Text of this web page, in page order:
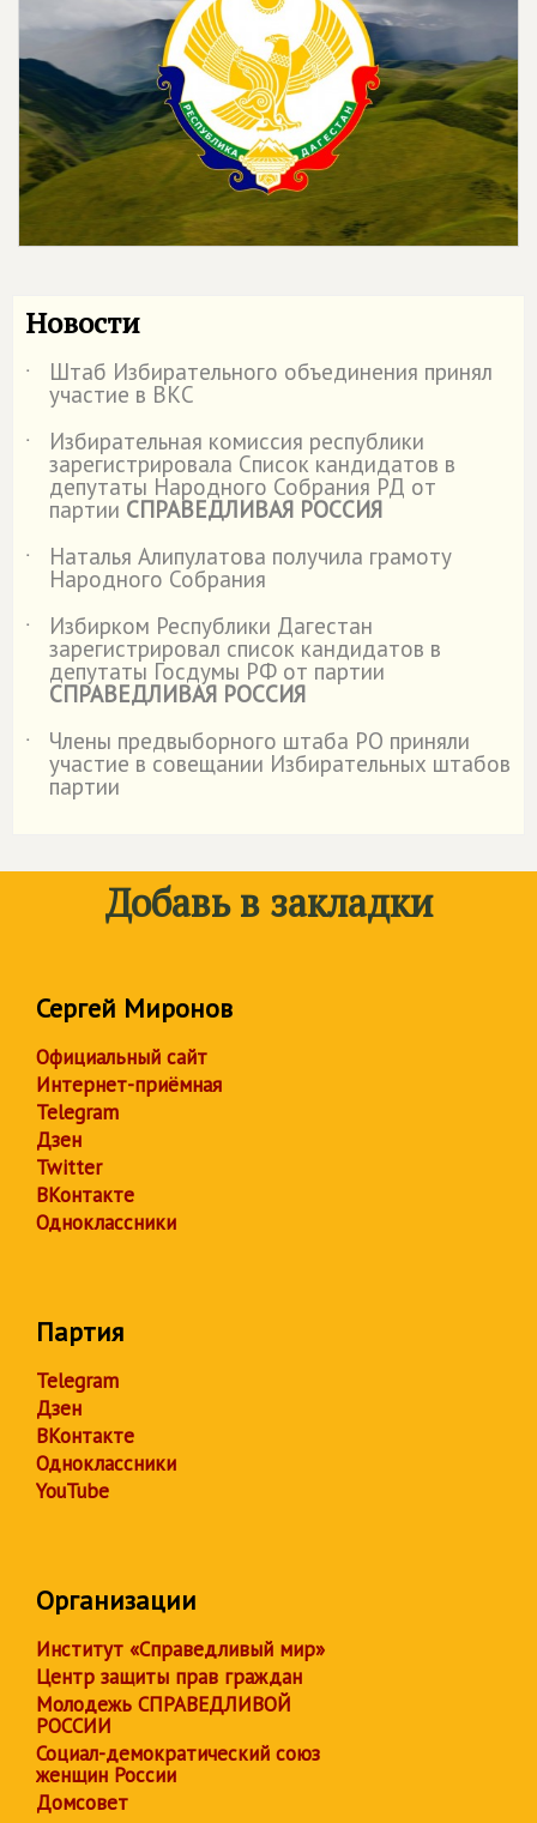
Новости
˙ Штаб Избирательного объединения принял
участие в ВКС
˙
Избирательная комиссия республики
зарегистрировала Список кандидатов в
депутаты Народного Собрания РД от
партии СПРАВЕДЛИВАЯ РОССИЯ
˙
Наталья Алипулатова получила грамоту
Народного Собрания
˙
Избирком Республики Дагестан
зарегистрировал список кандидатов в
депутаты Госдумы РФ от партии
СПРАВЕДЛИВАЯ РОССИЯ
˙
Члены предвыборного штаба РО приняли
участие в совещании Избирательных штабов
партии
Добавь в закладки
Сергей Миронов
Официальный сайт
Интернет-приёмная
Telegram
Дзен
Twitter
ВКонтакте
Одноклассники
Партия
Telegram
Дзен
ВКонтакте
Одноклассники
YouTube
Организации
Институт «Справедливый мир»
Центр защиты прав граждан
Молодежь СПРАВЕДЛИВОЙ
РОССИИ
Социал-демократический союз
женщин России
Домсовет